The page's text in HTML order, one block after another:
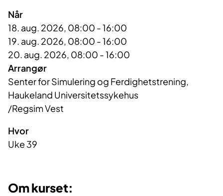
Når
18. aug. 2026, 08:00 - 16:00
19. aug. 2026, 08:00 - 16:00
20. aug. 2026, 08:00 - 16:00
Arrangør
Senter for Simulering og Ferdighetstrening,
Haukeland Universitetssykehus
/Regsim Vest
Hvor
Uke 39
Om kurset: